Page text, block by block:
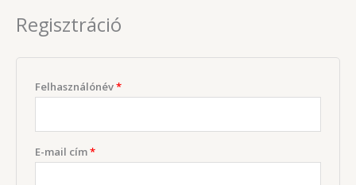
Regisztráció
Felhasználónév*Kötelező
E-mail cím*Kötelező